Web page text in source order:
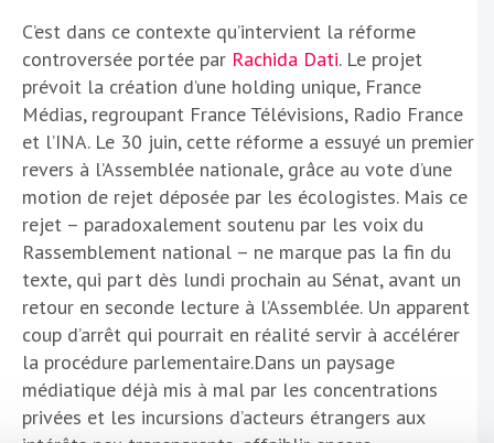
C’est dans ce contexte qu’intervient la réforme
controversée portée par Rachida Dati. Le projet
prévoit la création d’une holding unique, France
Médias, regroupant France Télévisions, Radio France
et l’INA. Le 30 juin, cette réforme a essuyé un premier
revers à l’Assemblée nationale, grâce au vote d’une
motion de rejet déposée par les écologistes. Mais ce
rejet – paradoxalement soutenu par les voix du
Rassemblement national – ne marque pas la fin du
texte, qui part dès lundi prochain au Sénat, avant un
retour en seconde lecture à l’Assemblée. Un apparent
coup d’arrêt qui pourrait en réalité servir à accélérer
la procédure parlementaire.Dans un paysage
médiatique déjà mis à mal par les concentrations
privées et les incursions d’acteurs étrangers aux